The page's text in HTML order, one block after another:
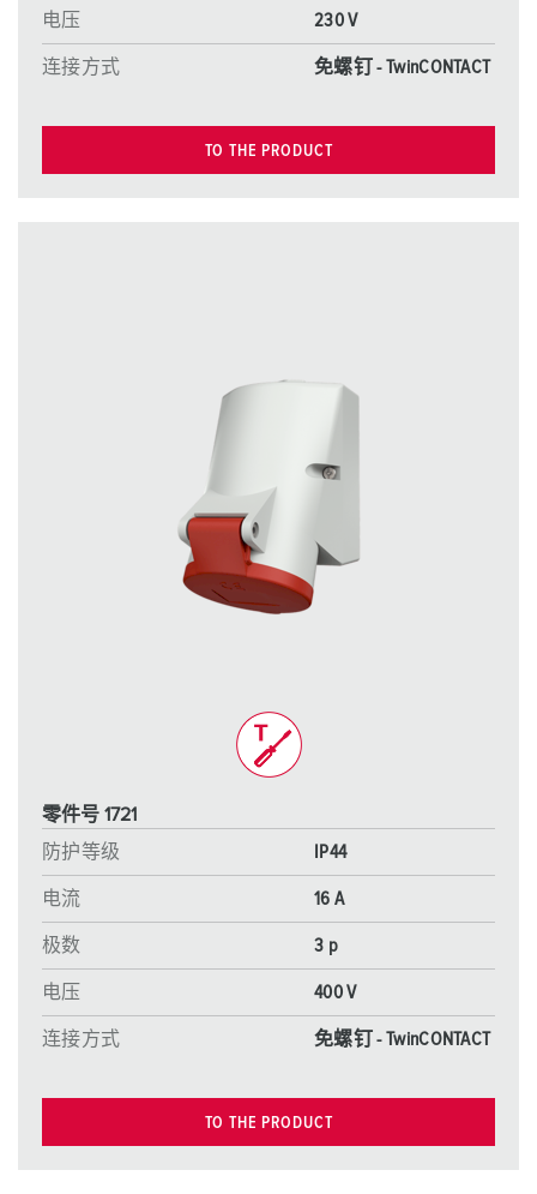
电压 230 V
连接方式 免螺钉 - TwinCONTACT
TO THE PRODUCT
零件号 1721
防护等级
IP44
电流 16 A
极数 3 p
电压 400 V
连接方式 免螺钉 - TwinCONTACT
TO THE PRODUCT